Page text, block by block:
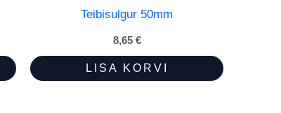
Teibisulgur 50mm
8,65 €
LISA KORVI